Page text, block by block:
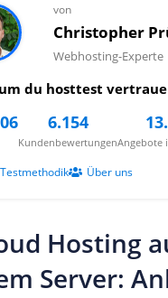
von
Christopher
Webhosting-Experte
du hosttest
6.154
KundenbewertungenAngebote
Über uns
Hosting
Server: